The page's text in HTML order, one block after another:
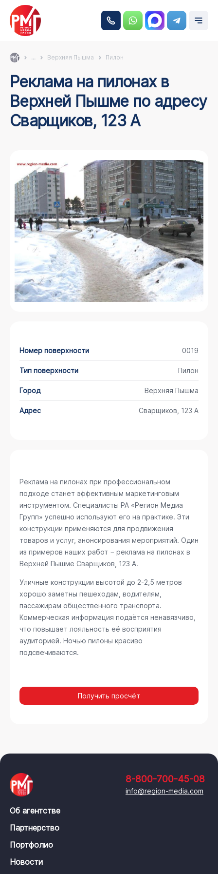
... Верхняя Пышма Пилон
Реклама на пилонах в
Верхней Пышме по адресу
Сварщиков, 123 А
Номер поверхности 0019
Тип поверхности Пилон
Город Верхняя Пышма
Адрес Сварщиков, 123 А
Реклама на пилонах при профессиональном
подходе станет эффективным маркетинговым
инструментом. Специалисты РА «Регион Медиа
Групп» успешно используют его на практике. Эти
конструкции применяются для продвижения
товаров и услуг, анонсирования мероприятий. Один
из примеров наших работ − реклама на пилонах в
Верхней Пышме Сварщиков, 123 А.
Уличные конструкции высотой до 2-2,5 метров
хорошо заметны пешеходам, водителям,
пассажирам общественного транспорта.
Коммерческая информация подаётся ненавязчиво,
что повышает лояльность её восприятия
аудиторией. Ночью пилоны красиво
подсвечиваются.
Получить просчёт
8-800-700-45-08
info@region-media.com
Об агентстве
Партнерство
Портфолио
Новости